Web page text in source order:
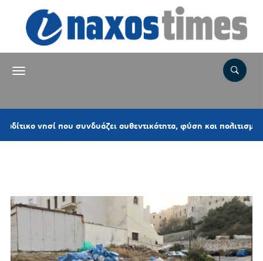
νησί που συνδυάζει αυθεντικότητα, φύση και πολιτισμό